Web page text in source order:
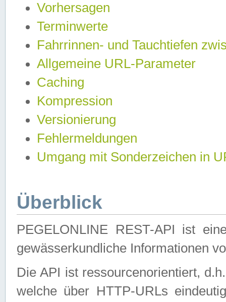
Vorhersagen
Terminwerte
Fahrrinnen- und Tauchtiefen
Allgemeine URL-Parameter
Caching
Kompression
Versionierung
Fehlermeldungen
Umgang mit Sonderzeichen in
Überblick
PEGELONLINE REST-API ist
gewässerkundliche Informationen
Die API ist ressourcenorientiert,
welche über HTTP-URLs